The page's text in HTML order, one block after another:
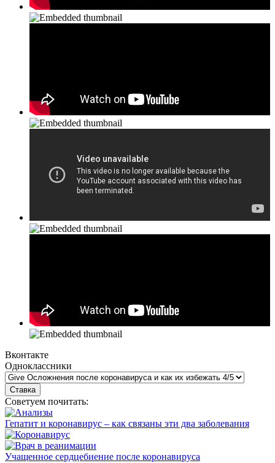
Вконтакте
Одноклассники
Советуем почитать:
Гепатит и коронавирус – как связаны эти два заболевания
Учащенное сердцебиение после коронавируса